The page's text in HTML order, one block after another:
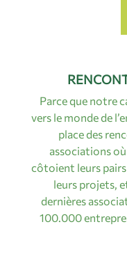
Parce que notre
vers le monde de
place des
associations
côtoient leurs pairs
leurs projets,
dernières
100.000